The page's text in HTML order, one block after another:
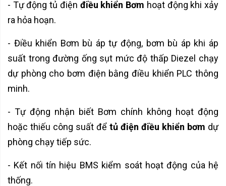
- Tự động tủ điện điều khiển Bơm hoạt động khi xảy
ra hỏa hoạn.
- Điều khiển Bơm bù áp tự động, bơm bù áp khi áp
suất trong đường ống sụt mức độ thấp Diezel chạy
dự phòng cho bơm điện bằng điều khiển PLC thông
minh.
- Tự động nhận biết Bơm chính không hoạt động
hoặc thiếu công suất để tủ điện điều khiển bơm dự
phòng chạy tiếp sức.
- Kết nối tín hiệu BMS kiểm soát hoạt động của hệ
thống.